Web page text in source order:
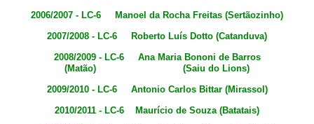
2006/2007 - LC-6 Manoel da Rocha Freitas (Sertãozinho)
2007/2008 - LC-6 Roberto Luís Dotto (Catanduva)
2008/2009 - LC-6 Ana Maria Bononi de Barros
(Matão) (Saiu do Lions)
2009/2010 - LC-6 Antonio Carlos Bittar (Mirassol)
2010/2011 - LC-6 Maurício de Souza (Batatais)